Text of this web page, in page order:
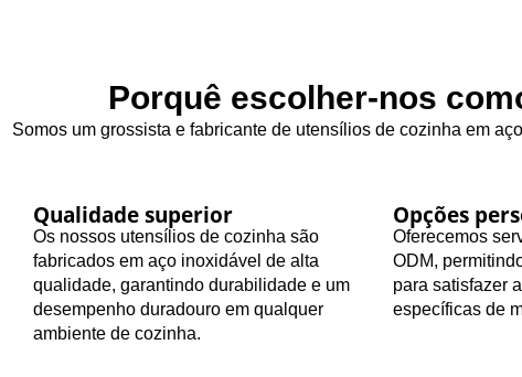
Porquê escolher-nos
Somos um grossista e fabricante de utensílios de cozinha em
Qualidade superior
Os nossos utensílios de cozinha são
fabricados em aço inoxidável de alta
qualidade, garantindo durabilidade e um
desempenho duradouro em qualquer
ambiente de cozinha.
Opções
Oferecemos
ODM,
para satisfazer
específicas de